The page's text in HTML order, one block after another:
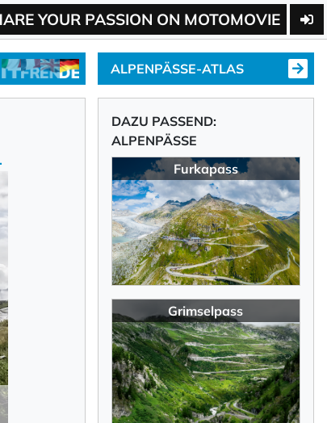
YOUR PASSION ON MOTOMOVIE
ALPENPÄSSE-ATLAS
DAZU PASSEND:
ALPENPÄSSE
Furkapass
Grimselpass